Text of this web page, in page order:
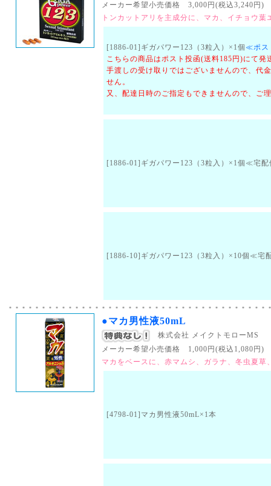
メーカー希望小売価格 3,000円(税込3,240円)
トンカットアリを主成分に、マカ、イチョウ
[1886-01]ギガパワー123（3粒入）×1個 ≪ポス
こちらの商品はポスト投函(送料185円)にて発
手渡しの受け取りではございませんので、代
せん。
又、配達日時のご指定もできませんので、ご
[1886-01]ギガパワー123（3粒入）×1個≪宅
[1886-10]ギガパワー123（3粒入）×10個≪宅
●マカ男性液50mL
株式会社 メイクトモローMS
メーカー希望小売価格 1,000円(税込1,080円)
マカをベースに、赤マムシ、ガラナ、冬虫夏
[4798-01]マカ男性液50mL×1本